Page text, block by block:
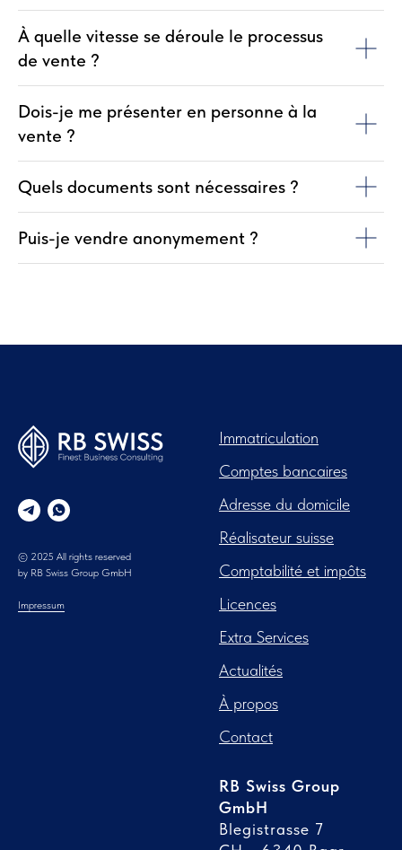
À quelle vitesse se déroule le processus
de vente ?
Dois-je me présenter en personne à la
vente ?
Quels documents sont nécessaires ?
Puis-je vendre anonymement ?
© 2025 All rights reserved
by RB Swiss Group GmbH
Impressum
Immatriculation
Comptes bancaires
Adresse du domicile
Réalisateur suisse
Comptabilité et impôts
Licences
Extra Services
Actualités
À propos
Contact
RB Swiss Group
GmbH
Blegistrasse 7